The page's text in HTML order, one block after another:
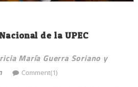
de la UPEC
María Guerra Soriano y
Comment(1)